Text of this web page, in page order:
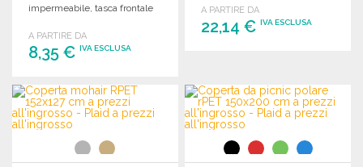
impermeabile, tasca frontale
trasporto.
A PARTIRE DA
8,35 € IVA ESCLUSA
ORDINARE
Richiedi un preventivo
A PARTIRE DA
22,14 €IVA ESCLUSA
Richiedi un preventivo